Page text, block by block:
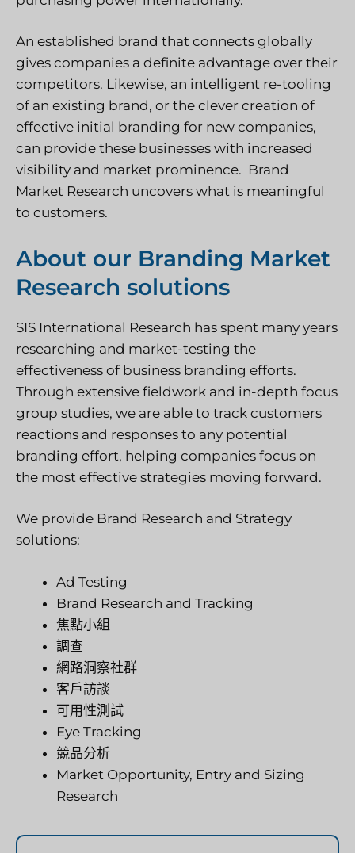
An established brand that connects globally
gives companies a definite advantage over their
competitors. Likewise, an intelligent re-tooling
of an existing brand, or the clever creation of
effective initial branding for new companies,
can provide these businesses with increased
visibility and market prominence. Brand
Market Research uncovers what is meaningful
to customers.
About our Branding Market
Research solutions
SIS International Research has spent many years
researching and market-testing the
effectiveness of business branding efforts.
Through extensive fieldwork and in-depth focus
group studies, we are able to track customers
reactions and responses to any potential
branding effort, helping companies focus on
the most effective strategies moving forward.
We provide Brand Research and Strategy
solutions:
Ad Testing
Brand Research and Tracking
焦點小組
調查
網路洞察社群
客戶訪談
可用性測試
Eye Tracking
競品分析
Market Opportunity, Entry and Sizing
Research